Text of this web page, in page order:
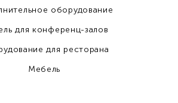
оборудование
для конференц-залов
для ресторана
Мебель